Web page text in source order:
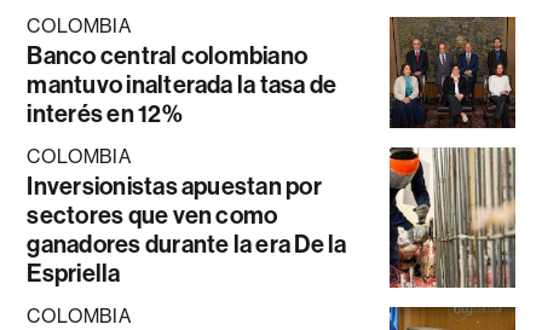
COLOMBIA
Banco central colombiano
mantuvo inalterada la tasa de
interés en 12%
COLOMBIA
Inversionistas apuestan por
sectores que ven como
ganadores durante la era De la
Espriella
COLOMBIA